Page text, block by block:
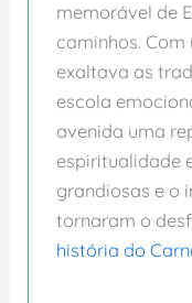
memorável de
caminhos.
exaltava as
escola
avenida uma
espiritualidade
grandiosas e o
tornaram o
história do